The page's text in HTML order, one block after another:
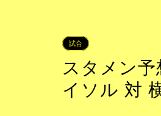
試合
スタメン
イソル 対